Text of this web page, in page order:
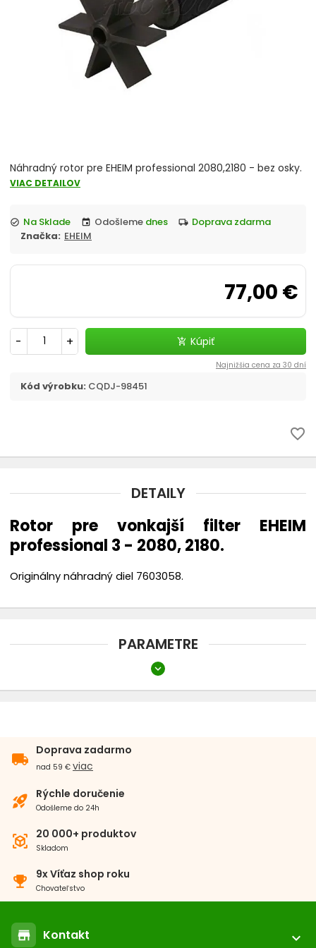
Náhradný rotor pre EHEIM professional 2080,2180 - bez osky.
VIAC DETAILOV
check_circle Na Sklade event Odošleme dnes local_shipping
doprava zdarma
Značka:
EHEIM
77,00 €
- + add_shopping_cart Kúpiť
Najnižšia cena za 30 dní
Kód výrobku: CQDJ-98451
favorite_border
DETAILY
Rotor pre vonkajší filter EHEIM
professional 3 - 2080, 2180.
Originálny náhradný diel 7603058.
PARAMETRE
expand_more
local_shipping
Doprava zadarmo
nad 59 € viac
rocket_launch Rýchle doručenie
Odošleme do 24h
view_in_ar 20 000+ produktov
Skladom
emoji_events 9x Víťaz shop roku
Chovateľstvo
store Kontakt
expand_more